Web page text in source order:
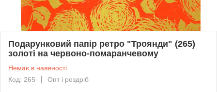
Подарунковий папір ретро "Троянди" (265)
золоті на червоно-помаранчевому
Немає в наявності
Код: 265
Опт і роздріб